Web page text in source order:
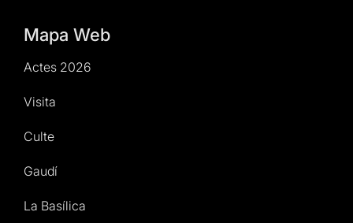
Mapa Web
Actes 2026
Visita
Culte
Gaudí
La Basílica